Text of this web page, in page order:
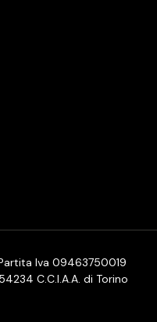
Iva 09463750019
C.C.I.A.A. di Torino